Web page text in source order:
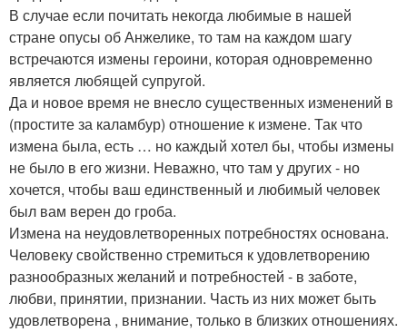
В случае если почитать некогда любимые в нашей
стране опусы об Анжелике, то там на каждом шагу
встречаются измены героини, которая одновременно
является любящей супругой.
Да и новое время не внесло существенных изменений в
(простите за каламбур) отношение к измене. Так что
измена была, есть … но каждый хотел бы, чтобы измены
не было в его жизни. Неважно, что там у других - но
хочется, чтобы ваш единственный и любимый человек
был вам верен до гроба.
Измена на неудовлетворенных потребностях основана.
Человеку свойственно стремиться к удовлетворению
разнообразных желаний и потребностей - в заботе,
любви, принятии, признании. Часть из них может быть
удовлетворена , внимание, только в близких отношениях.